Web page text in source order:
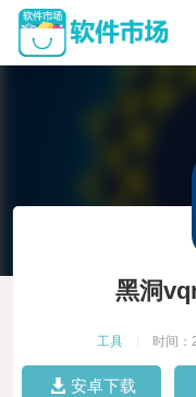
黑洞
工具 时间：
安卓下载